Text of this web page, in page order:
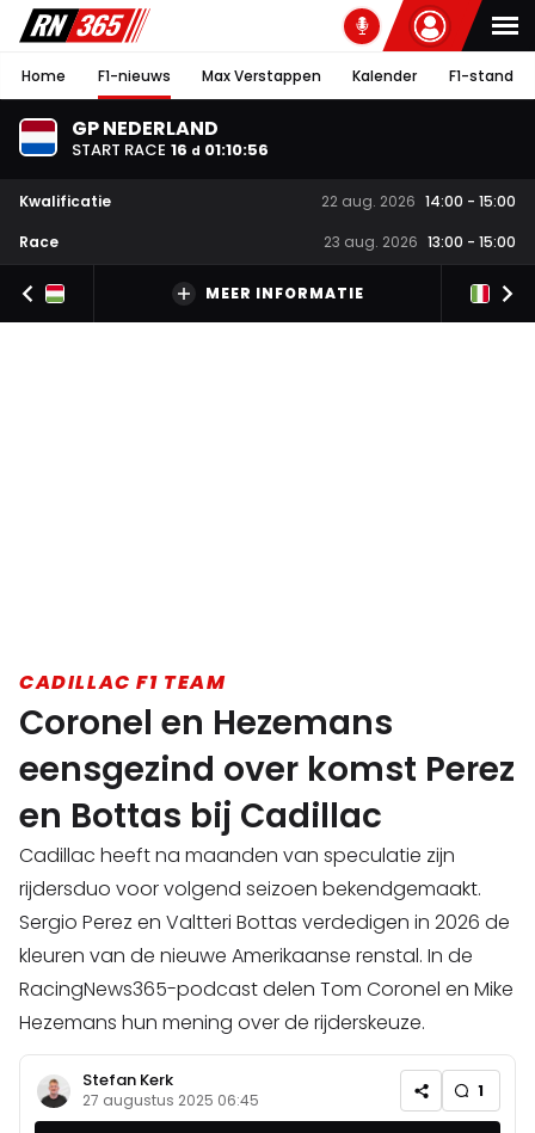
Home F1-nieuws Max Verstappen Kalender F1-stand
GP NEDERLAND
START RACE 16 d 01:10:55
Kwalificatie 22 aug. 2026 14:00 - 15:00
Race
23 aug. 2026 13:00 - 15:00
MEER INFORMATIE
CADILLAC F1 TEAM
Coronel en Hezemans
eensgezind over komst Perez
en Bottas bij Cadillac
Cadillac heeft na maanden van speculatie zijn
rijdersduo voor volgend seizoen bekendgemaakt.
Sergio Perez en Valtteri Bottas verdedigen in 2026 de
kleuren van de nieuwe Amerikaanse renstal. In de
RacingNews365-podcast delen Tom Coronel en Mike
Hezemans hun mening over de rijderskeuze.
Stefan Kerk
27 augustus 2025 06:45 1